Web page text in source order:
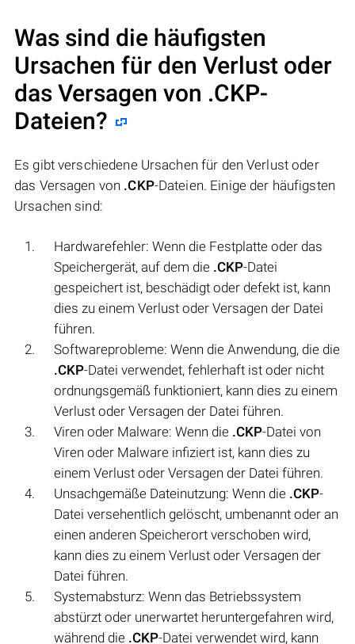
Was sind die häufigsten
Ursachen für den Verlust oder
das Versagen von .CKP-
Dateien?
Es gibt verschiedene Ursachen für den Verlust oder
das Versagen von .CKP-Dateien. Einige der häufigsten
Ursachen sind:
Hardwarefehler: Wenn die Festplatte oder das
Speichergerät, auf dem die .CKP-Datei
gespeichert ist, beschädigt oder defekt ist, kann
dies zu einem Verlust oder Versagen der Datei
führen.
Softwareprobleme: Wenn die Anwendung, die die
.CKP-Datei verwendet, fehlerhaft ist oder nicht
ordnungsgemäß funktioniert, kann dies zu einem
Verlust oder Versagen der Datei führen.
Viren oder Malware: Wenn die .CKP-Datei von
Viren oder Malware infiziert ist, kann dies zu
einem Verlust oder Versagen der Datei führen.
Unsachgemäße Dateinutzung: Wenn die .CKP-
Datei versehentlich gelöscht, umbenannt oder an
einen anderen Speicherort verschoben wird,
kann dies zu einem Verlust oder Versagen der
Datei führen.
Systemabsturz: Wenn das Betriebssystem
abstürzt oder unerwartet heruntergefahren wird,
während die .CKP-Datei verwendet wird, kann